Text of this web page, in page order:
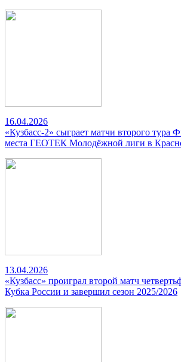
16.04.2026
«Кузбасс-2» сыграет матчи второго тура
места ГЕОТЕК Молодёжной лиги в
13.04.2026
«Кузбасс» проиграл второй матч
Кубка России и завершил сезон 2025/2026